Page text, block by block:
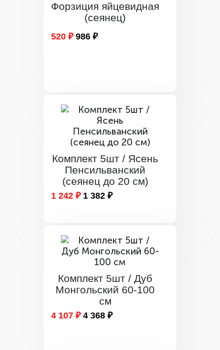
Форзиция яйцевидная
(сеянец)
520 ₽ 986 ₽
Комплект 5шт / Ясень
Пенсильванский
(сеянец до 20 см)
1 242 ₽ 1 382 ₽
Комплект 5шт / Дуб
Монгольский 60-100
см
4 107 ₽ 4 368 ₽